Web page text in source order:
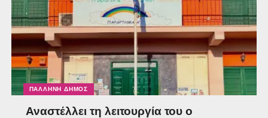
ΠΑΛΛΉΝΗ ΔΉΜΟΣ
Αναστέλλει τη λειτουργία του ο